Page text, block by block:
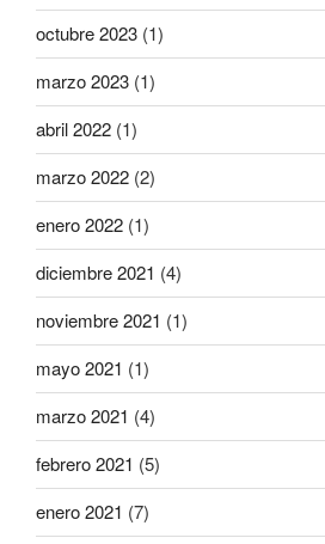
octubre 2023 (1)
marzo 2023 (1)
abril 2022 (1)
marzo 2022 (2)
enero 2022 (1)
diciembre 2021 (4)
noviembre 2021 (1)
mayo 2021 (1)
marzo 2021 (4)
febrero 2021 (5)
enero 2021 (7)